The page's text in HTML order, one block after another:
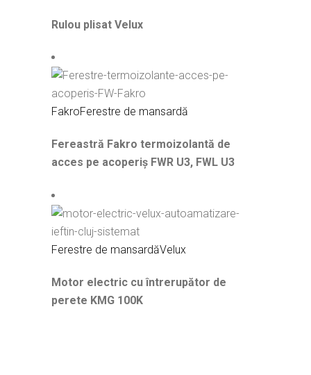
Rulou plisat Velux
FakroFerestre de mansardă
Fereastră Fakro termoizolantă de
acces pe acoperiș FWR U3, FWL U3
Ferestre de mansardăVelux
Motor electric cu întrerupător de
perete KMG 100K